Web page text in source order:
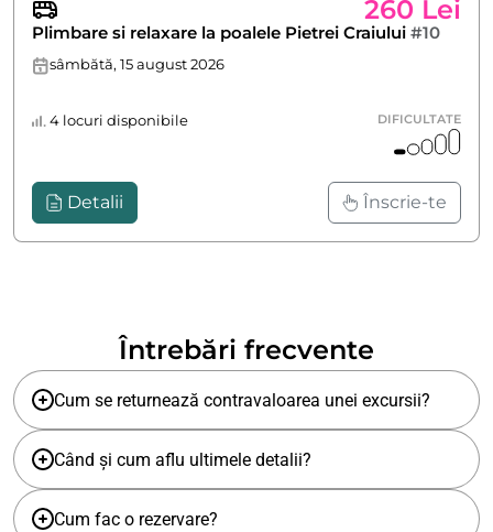
260 Lei
Plimbare si relaxare la poalele Pietrei Craiului #10
sâmbătă, 15 august 2026
4 locuri disponibile DIFICULTATE
Detalii Înscrie-te
Întrebări frecvente
Cum se returnează contravaloarea unei excursii?
Când și cum aflu ultimele detalii?
Cum fac o rezervare?